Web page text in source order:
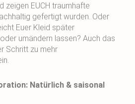
zeigen EUCH traumhafte
gefertigt wurden. Oder
Euer Kleid später
umändern lassen? Auch das
Schritt zu mehr
Natürlich & saisonal